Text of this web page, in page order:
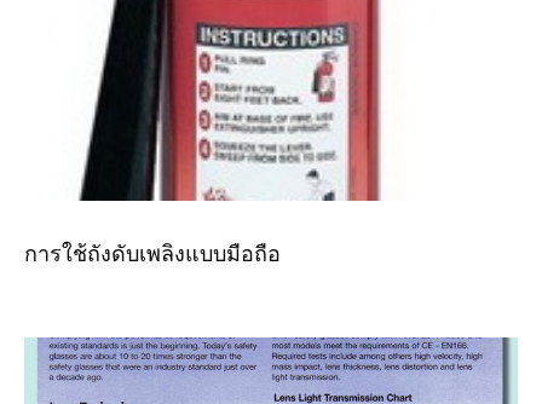
การใช้ถังดับเพลิงแบบมือถือ